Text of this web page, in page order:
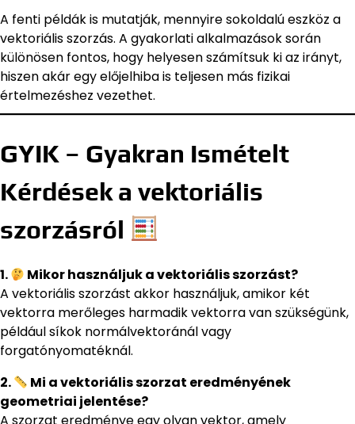
A fenti példák is mutatják, mennyire sokoldalú eszköz a
vektoriális szorzás. A gyakorlati alkalmazások során
különösen fontos, hogy helyesen számítsuk ki az irányt,
hiszen akár egy előjelhiba is teljesen más fizikai
értelmezéshez vezethet.
GYIK – Gyakran Ismételt
Kérdések a vektoriális
szorzásról
1.
Mikor használjuk a vektoriális szorzást?
A vektoriális szorzást akkor használjuk, amikor két
vektorra merőleges harmadik vektorra van szükségünk,
például síkok normálvektoránál vagy
forgatónyomatéknál.
2.
Mi a vektoriális szorzat eredményének
geometriai jelentése?